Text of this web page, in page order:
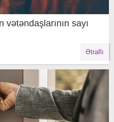
sayı
Ətraflı